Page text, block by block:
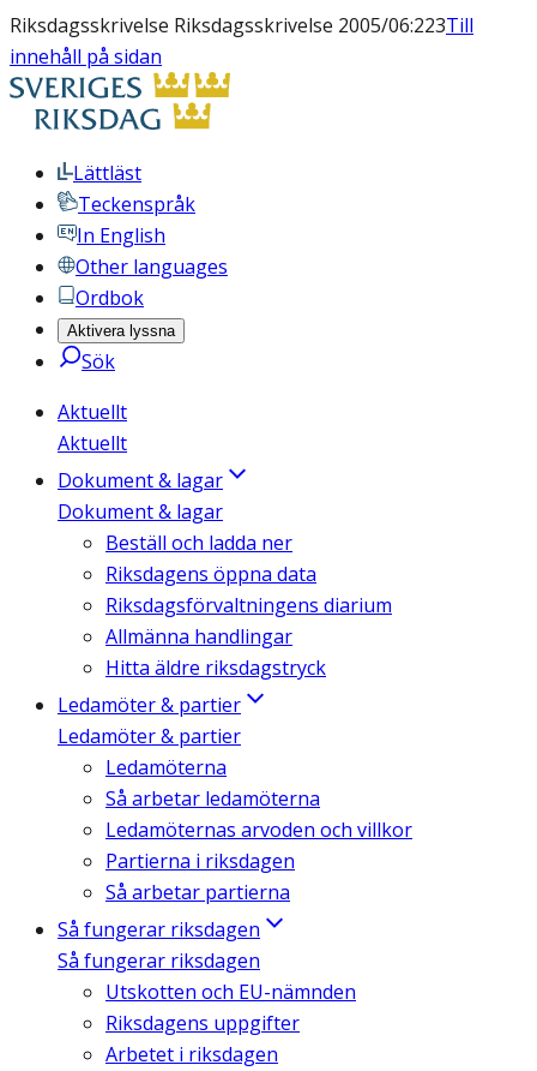
Riksdagsskrivelse Riksdagsskrivelse 2005/06:223Till
innehåll på sidan
Lättläst
Teckenspråk
In English
Other languages
Ordbok
Aktivera lyssna
Sök
Aktuellt
Aktuellt
Dokument & lagar
Dokument & lagar
Beställ och ladda ner
Riksdagens öppna data
Riksdagsförvaltningens diarium
Allmänna handlingar
Hitta äldre riksdagstryck
Ledamöter & partier
Ledamöter & partier
Ledamöterna
Så arbetar ledamöterna
Ledamöternas arvoden och villkor
Partierna i riksdagen
Så arbetar partierna
Så fungerar riksdagen
Så fungerar riksdagen
Utskotten och EU-nämnden
Riksdagens uppgifter
Arbetet i riksdagen